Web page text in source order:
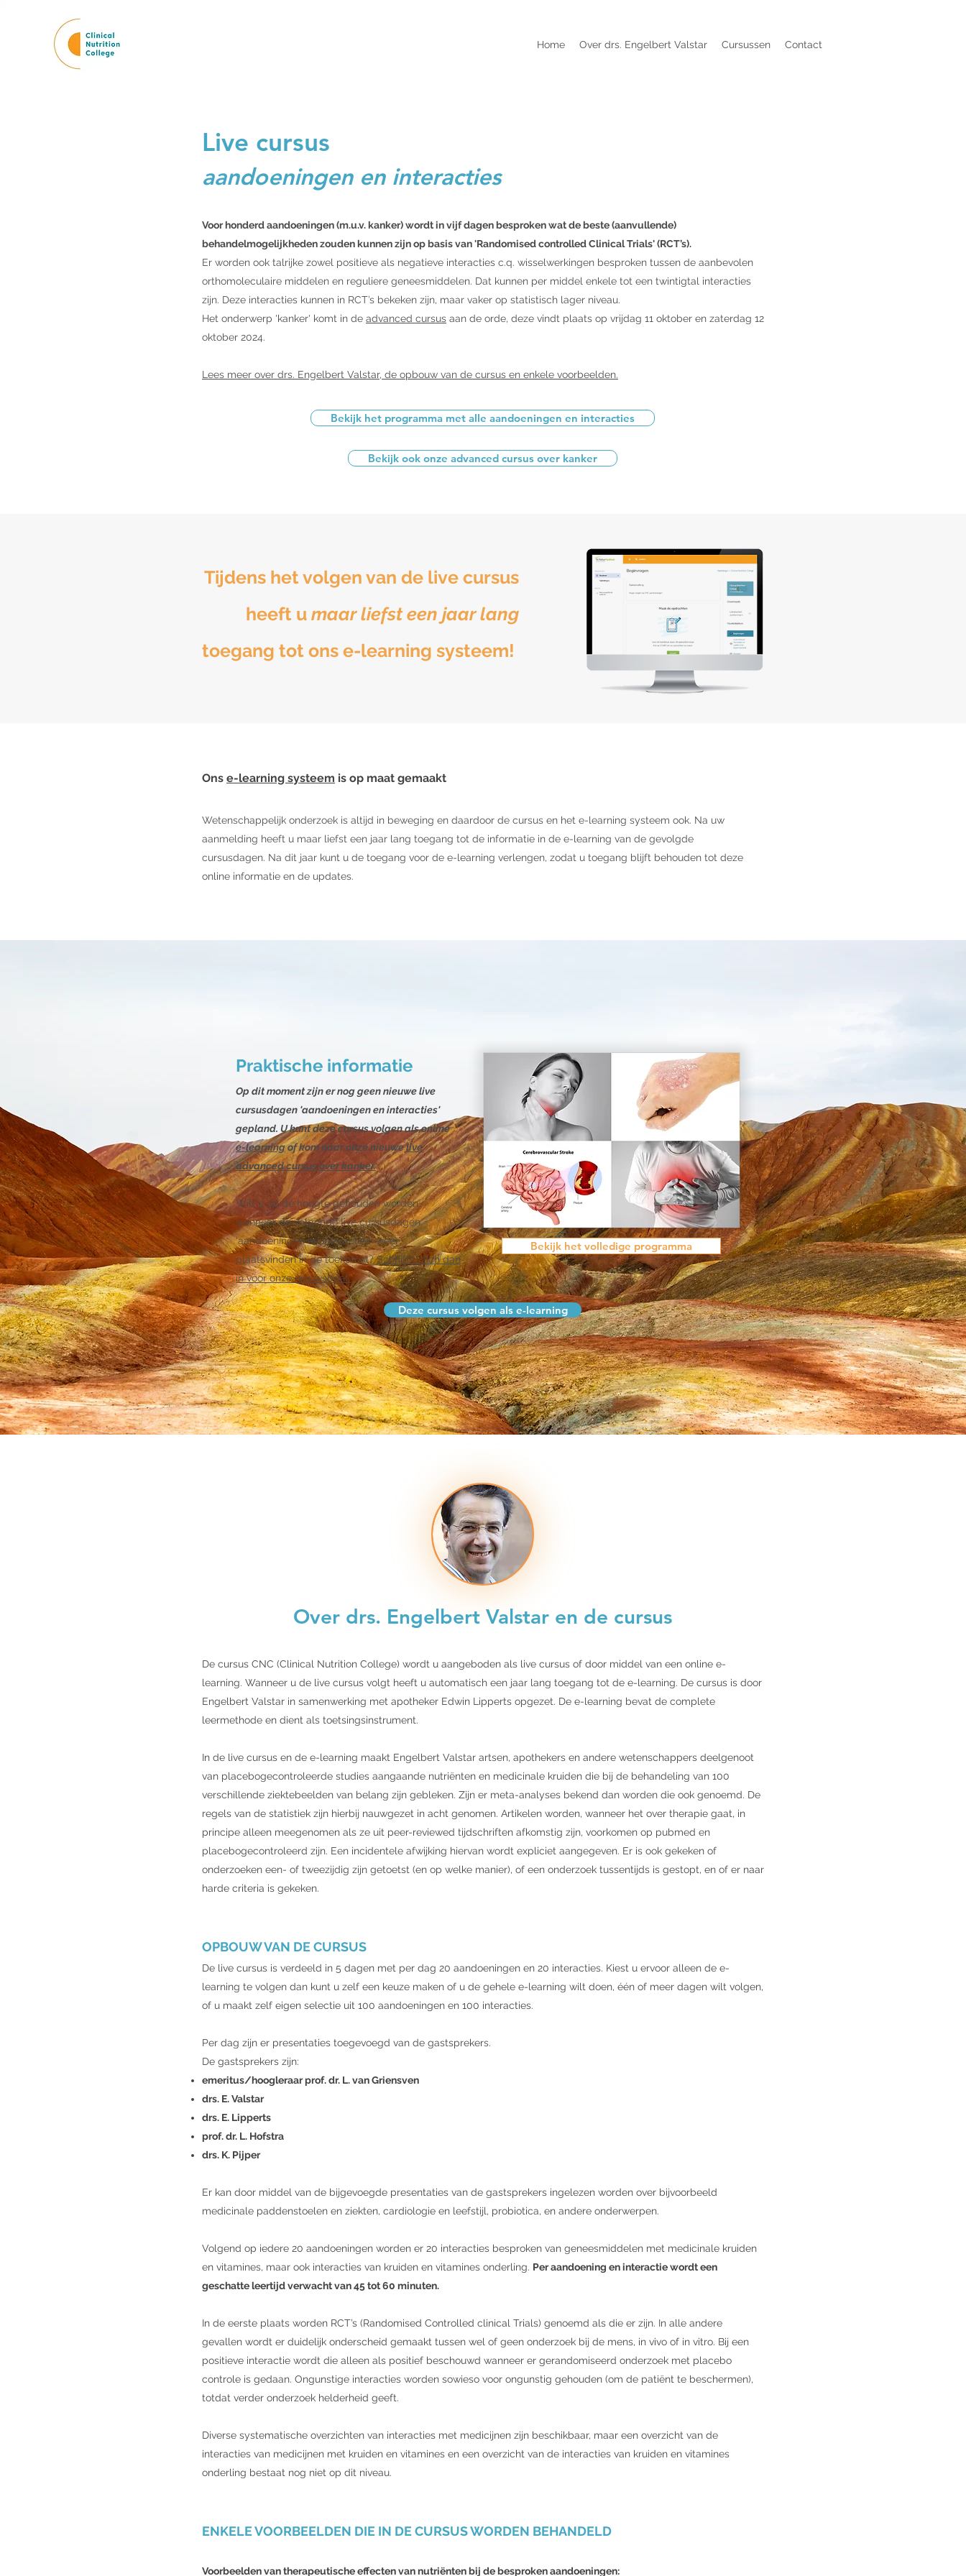
Home Over drs. Engelbert Valstar Cursussen Contact
Live cursus
aandoeningen en interacties
Voor honderd aandoeningen (m.u.v. kanker) wordt in vijf dagen besproken wat de beste (aanvullende)
behandelmogelijkheden zouden kunnen zijn op basis van 'Randomised controlled Clinical Trials' (RCT’s).
Er worden ook talrijke zowel positieve als negatieve interacties c.q. wisselwerkingen besproken tussen de aanbevolen
orthomoleculaire middelen en reguliere geneesmiddelen. Dat kunnen per middel enkele tot een twintigtal interacties
zijn. Deze interacties kunnen in RCT’s bekeken zijn, maar vaker op statistisch lager niveau.
Het onderwerp 'kanker' komt in de advanced cursus aan de orde, deze vindt plaats op vrijdag 11 oktober en zaterdag 12
oktober 2024.
Lees meer over drs. Engelbert Valstar, de opbouw van de cursus en enkele voorbeelden.
Bekijk het programma met alle aandoeningen en interacties
Bekijk ook onze advanced cursus over kanker
Tijdens het volgen van de live cursus
heeft u maar liefst een jaar lang
toegang tot ons e-learning systeem!
Ons e-learning systeem is op maat gemaakt
Wetenschappelijk onderzoek is altijd in beweging en daardoor de cursus en het e-learning systeem ook. Na uw
aanmelding heeft u maar liefst een jaar lang toegang tot de informatie in de e-learning van de gevolgde
cursusdagen. Na dit jaar kunt u de toegang voor de e-learning verlengen, zodat u toegang blijft behouden tot deze
online informatie en de updates.
Praktische informatie
Op dit moment zijn er nog geen nieuwe live
cursusdagen 'aandoeningen en interacties'
gepland. U kunt deze cursus volgen als online
e-learningof kom naar onze nieuwelive
advanced cursus over kanker.
Wilt u op de hoogte gehouden worden
wanneer de volgende live cursusdagen
'aandoeningen en interacties' weer
plaatsvinden in de toekomst?Schrijft u zich dan
in voor onze nieuwsbrief.
Bekijk het volledige programma
Deze cursus volgen als e-learning
Over drs. Engelbert Valstar en de cursus
De cursus CNC (Clinical Nutrition College) wordt u aangeboden als live cursus of door middel van een online e-
learning. Wanneer u de live cursus volgt heeft u automatisch een jaar lang toegang tot de e-learning. De cursus is door
Engelbert Valstar in samenwerking met apotheker Edwin Lipperts opgezet. De e-learning bevat de complete
leermethode en dient als toetsingsinstrument.
In de live cursus en de e-learning maakt Engelbert Valstar artsen, apothekers en andere wetenschappers deelgenoot
van placebogecontroleerde studies aangaande nutriënten en medicinale kruiden die bij de behandeling van 100
verschillende ziektebeelden van belang zijn gebleken. Zijn er meta-analyses bekend dan worden die ook genoemd. De
regels van de statistiek zijn hierbij nauwgezet in acht genomen. Artikelen worden, wanneer het over therapie gaat, in
principe alleen meegenomen als ze uit peer-reviewed tijdschriften afkomstig zijn, voorkomen op pubmed en
placebogecontroleerd zijn. Een incidentele afwijking hiervan wordt expliciet aangegeven. Er is ook gekeken of
onderzoeken een- of tweezijdig zijn getoetst (en op welke manier), of een onderzoek tussentijds is gestopt, en of er naar
harde criteria is gekeken.
OPBOUW VAN DE CURSUS
De live cursus is verdeeld in 5 dagen met per dag 20 aandoeningen en 20 interacties. Kiest u ervoor alleen de e-
learning te volgen dan kunt u zelf een keuze maken of u de gehele e-learning wilt doen, één of meer dagen wilt volgen,
of u maakt zelf eigen selectie uit 100 aandoeningen en 100 interacties.
Per dag zijn er presentaties toegevoegd van de gastsprekers.
De gastsprekers zijn:
emeritus/hoogleraar prof. dr. L. van Griensven
drs. E. Valstar
drs. E. Lipperts
prof. dr. L. Hofstra
drs. K. Pijper
Er kan door middel van de bijgevoegde presentaties van de gastsprekers ingelezen worden over bijvoorbeeld
medicinale paddenstoelen en ziekten, cardiologie en leefstijl, probiotica, en andere onderwerpen.
Volgend op iedere 20 aandoeningen worden er 20 interacties besproken van geneesmiddelen met medicinale kruiden
en vitamines, maar ook interacties van kruiden en vitamines onderling. Per aandoening en interactie wordt een
geschatte leertijd verwacht van 45 tot 60 minuten.
In de eerste plaats worden RCT’s (Randomised Controlled clinical Trials) genoemd als die er zijn. In alle andere
gevallen wordt er duidelijk onderscheid gemaakt tussen wel of geen onderzoek bij de mens, in vivo of in vitro. Bij een
positieve interactie wordt die alleen als positief beschouwd wanneer er gerandomiseerd onderzoek met placebo
controle is gedaan. Ongunstige interacties worden sowieso voor ongunstig gehouden (om de patiënt te beschermen),
totdat verder onderzoek helderheid geeft.
Diverse systematische overzichten van interacties met medicijnen zijn beschikbaar, maar een overzicht van de
interacties van medicijnen met kruiden en vitamines en een overzicht van de interacties van kruiden en vitamines
onderling bestaat nog niet op dit niveau.
ENKELE VOORBEELDEN DIE IN DE CURSUS WORDEN BEHANDELD
Voorbeelden van therapeutische effecten van nutriënten bij de besproken aandoeningen: